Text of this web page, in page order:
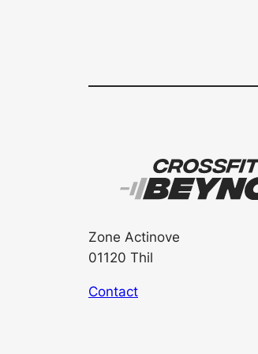
Zone Actinove
01120 Thil
Contact